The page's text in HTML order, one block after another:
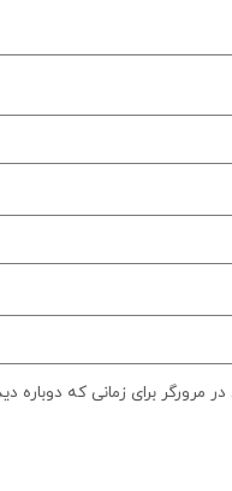
مرورگر برای زمانی که دوباره